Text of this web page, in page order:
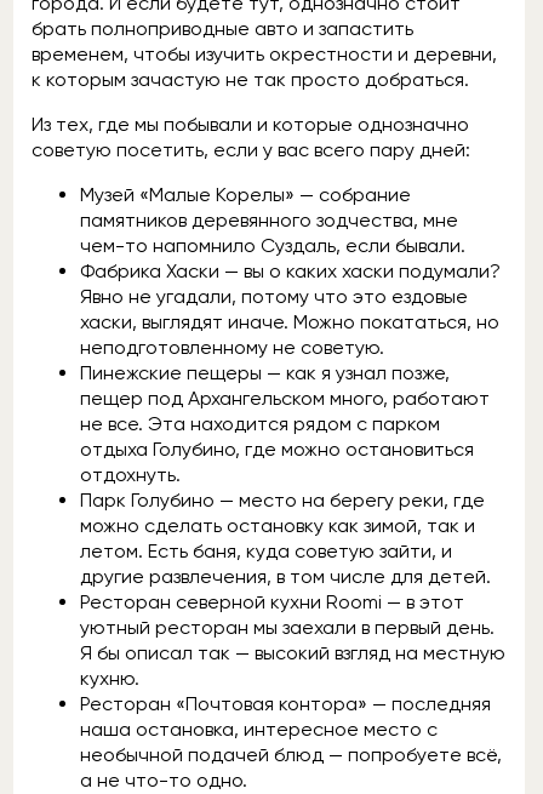
брать полноприводные авто и запастить
временем, чтобы изучить окрестности и деревни,
к которым зачастую не так просто добраться.
Из тех, где мы побывали и которые однозначно
советую посетить, если у вас всего пару дней:
Музей «Малые Корелы» — собрание
памятников деревянного зодчества, мне
чем-то напомнило Суздаль, если бывали.
Фабрика Хаски — вы о каких хаски подумали?
Явно не угадали, потому что это ездовые
хаски, выглядят иначе. Можно покататься, но
неподготовленному не советую.
Пинежские пещеры — как я узнал позже,
пещер под Архангельском много, работают
не все. Эта находится рядом с парком
отдыха Голубино, где можно остановиться
отдохнуть.
Парк Голубино — место на берегу реки, где
можно сделать остановку как зимой, так и
летом. Есть баня, куда советую зайти, и
другие развлечения, в том числе для детей.
Ресторан северной кухни Roomi — в этот
уютный ресторан мы заехали в первый день.
Я бы описал так — высокий взгляд на местную
кухню.
Ресторан «Почтовая контора» — последняя
наша остановка, интересное место с
необычной подачей блюд — попробуете всё,
а не что-то одно.